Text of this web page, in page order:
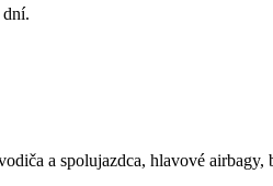
a spolujazdca, hlavové